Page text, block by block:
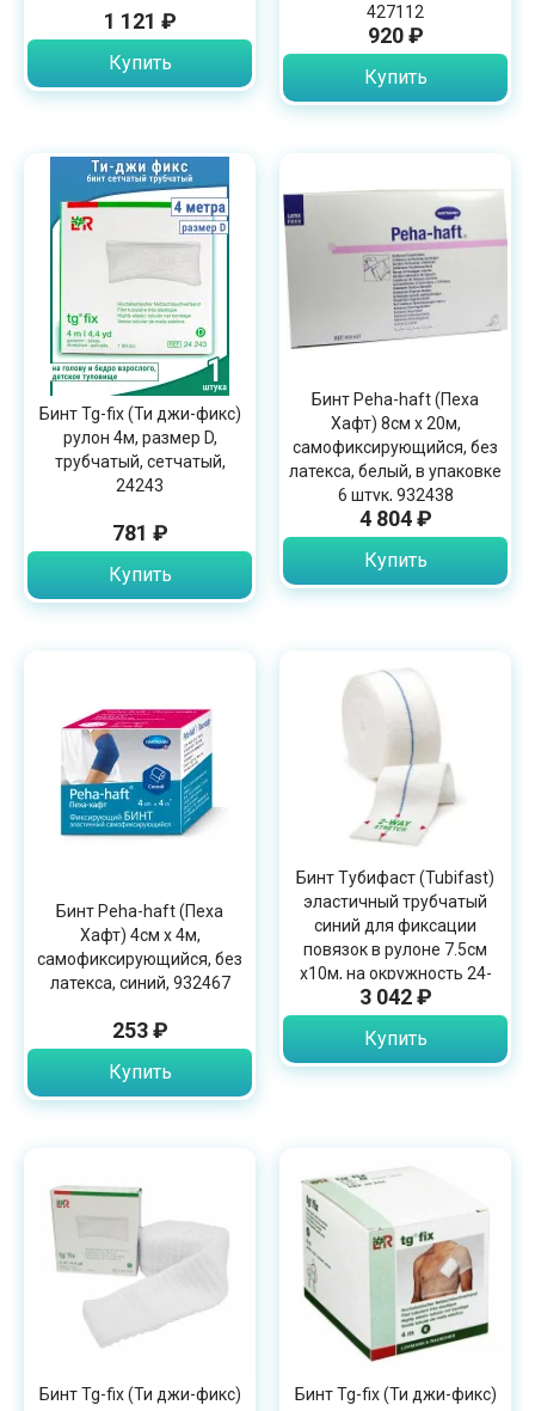
1 121 ₽
Купить
427112
920 ₽
Купить
Бинт Tg-fix (Ти джи-фикс)
рулон 4м, размер D,
трубчатый, сетчатый,
24243
781 ₽
Купить
Бинт Peha-haft (Пеха
Хафт) 8см х 20м,
самофиксирующийся, без
латекса, белый, в упаковке
6 штук, 932438
4 804 ₽
Купить
Бинт Peha-haft (Пеха
Хафт) 4см х 4м,
самофиксирующийся, без
латекса, синий, 932467
253 ₽
Купить
Бинт Тубифаст (Tubifast)
эластичный трубчатый
синий для фиксации
повязок в рулоне 7.5см
х10м, на окружность 24-
40см, 2438
3 042 ₽
Купить
Бинт Tg-fix (Ти джи-фикс)
Бинт Tg-fix (Ти джи-фикс)